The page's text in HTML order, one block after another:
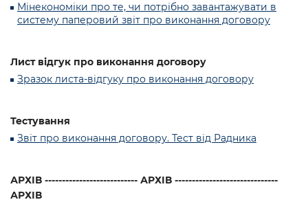
Мінекономіки про те, чи потрібно завантажувати в
систему паперовий звіт про виконання договору
Лист відгук про виконання договору
Зразок листа-відгуку про виконання договору
Тестування
Звіт про виконання договору. Тест від Радника
АРХІВ --------------------------- АРХІВ ------------------------------
АРХІВ